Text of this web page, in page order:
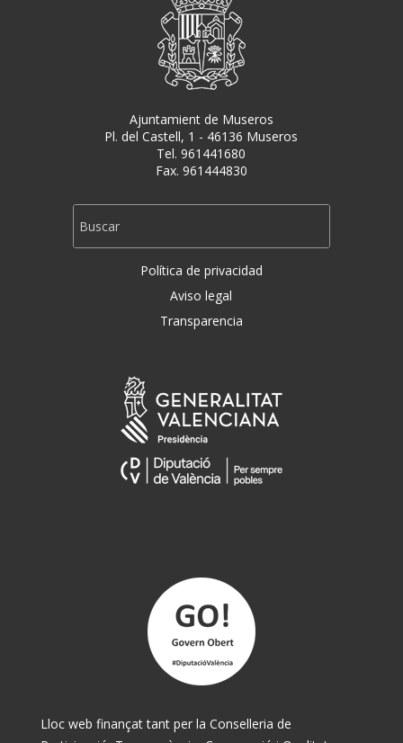
Ajuntamient de Museros
Pl. del Castell, 1 - 46136 Museros
Tel. 961441680
Fax. 961444830
Política de privacidad
Aviso legal
Transparencia
Lloc web finançat tant per la Conselleria de